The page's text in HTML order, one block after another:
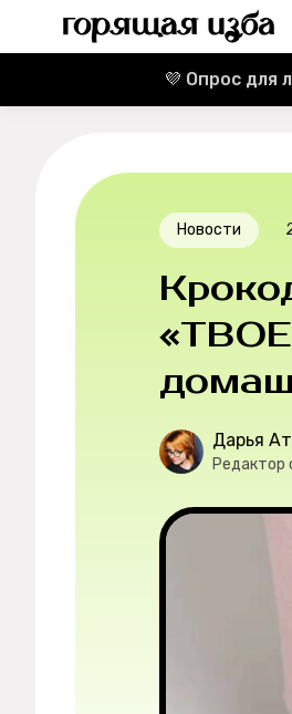
Реклама
О проекте
💜 Опрос для
Новости
Дарья
Редактор